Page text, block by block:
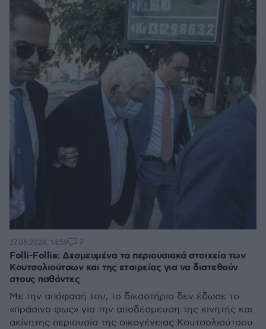
Folli-Follie: Δεσμευμένα τα περιουσιακά στοιχεία των
Κουτσολιούτσων και της εταιρείας για να διατεθούν
στους παθόντες
Με την απόφασή του, το δικαστήριο δεν έδωσε το
«πράσινο φως» για την αποδέσμευση της κινητής και
ακίνητης περιουσία της οικογένειας Κουτσολιούτσου
27.06.2024, 14:59 2